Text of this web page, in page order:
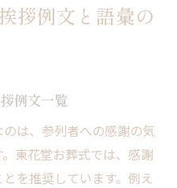
拶例文と語彙の
例文一覧
は、参列者への感謝の気
東花堂お葬式では、感謝
を推奨しています。例え